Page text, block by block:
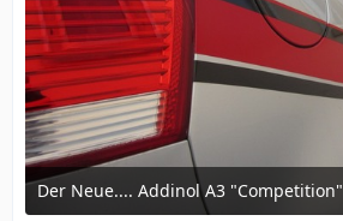
Der Neue.... Addinol A3 "Competition"
12. März 2016 um 16:57